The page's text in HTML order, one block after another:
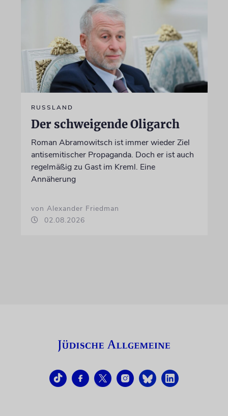
RUSSLAND
Der schweigende Oligarch
Roman Abramowitsch ist immer wieder Ziel
antisemitischer Propaganda. Doch er ist auch
regelmäßig zu Gast im Kreml. Eine
Annäherung
von Alexander Friedman
02.08.2026